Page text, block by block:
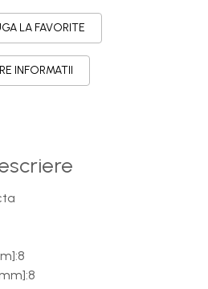
LA FAVORITE
INFORMATII